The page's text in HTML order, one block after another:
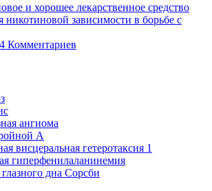
и хорошее лекарственное средство
никотиновой зависимости в борьбе с
4 Комментариев
ангиома
А
висцеральная гетеротаксия 1
гиперфенилаланинемия
дна Сорсби